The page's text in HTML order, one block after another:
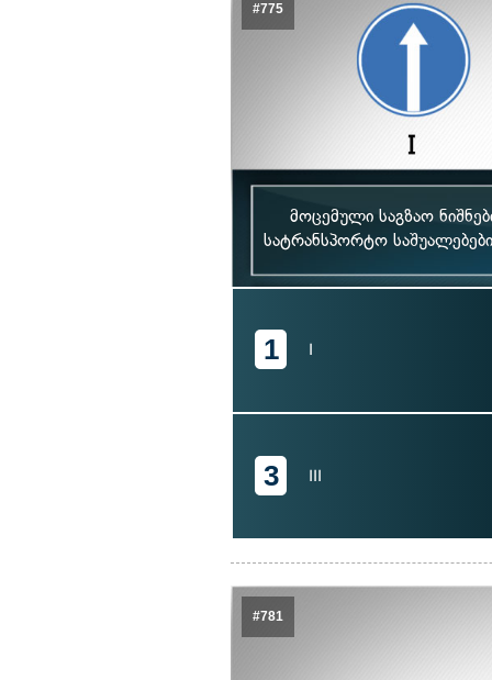
#775
მოცემული საგზაო
სატრანსპორტო
1 I
3 III
#781